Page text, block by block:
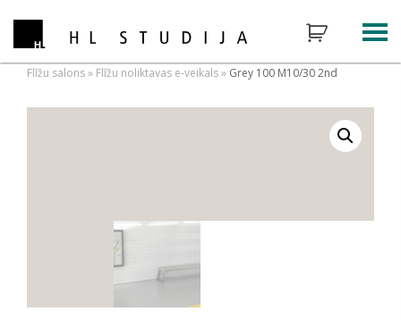
Flīžu salons» Flīžu noliktavas e-veikals» Grey 100 M10/30 2nd